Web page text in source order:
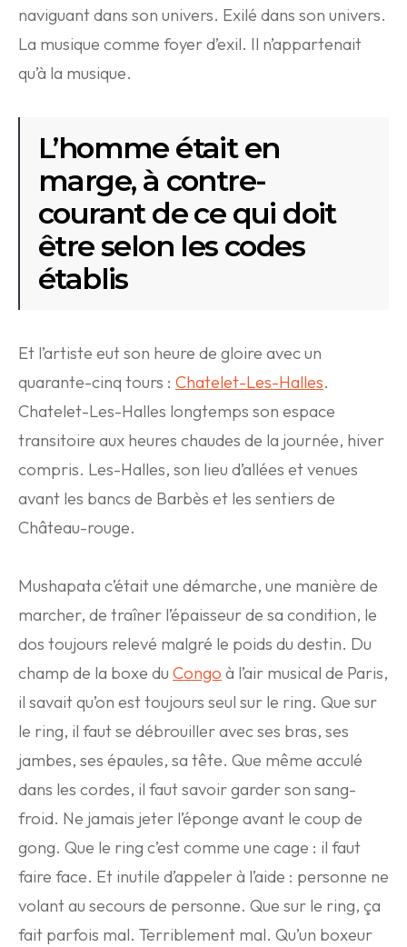
naviguant dans son univers. Exilé dans son univers.
La musique comme foyer d’exil. Il n’appartenait
qu’à la musique.
L’homme était en
marge, à contre-
courant de ce qui doit
être selon les codes
établis
Et l’artiste eut son heure de gloire avec un
quarante-cinq tours : Chatelet-Les-Halles.
Chatelet-Les-Halles longtemps son espace
transitoire aux heures chaudes de la journée, hiver
compris. Les-Halles, son lieu d’allées et venues
avant les bancs de Barbès et les sentiers de
Château-rouge.
Mushapata c’était une démarche, une manière de
marcher, de traîner l’épaisseur de sa condition, le
dos toujours relevé malgré le poids du destin. Du
champ de la boxe du Congo à l’air musical de Paris,
il savait qu’on est toujours seul sur le ring. Que sur
le ring, il faut se débrouiller avec ses bras, ses
jambes, ses épaules, sa tête. Que même acculé
dans les cordes, il faut savoir garder son sang-
froid. Ne jamais jeter l’éponge avant le coup de
gong. Que le ring c’est comme une cage : il faut
faire face. Et inutile d’appeler à l’aide : personne ne
volant au secours de personne. Que sur le ring, ça
fait parfois mal. Terriblement mal. Qu’un boxeur